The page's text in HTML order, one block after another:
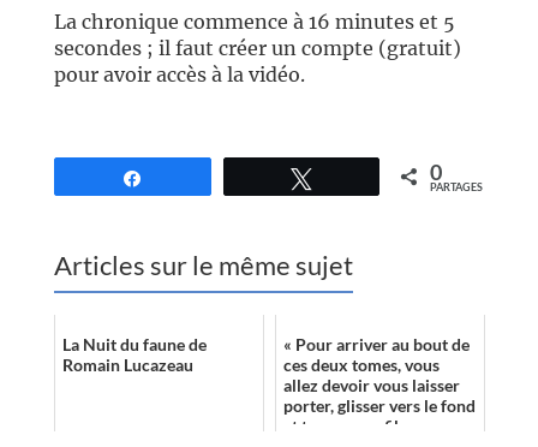
La chronique commence à 16 minutes et 5
secondes ; il faut créer un compte (gratuit)
pour avoir accès à la vidéo.
0
PARTAGES
Articles sur le même sujet
La Nuit du faune de
Romain Lucazeau
« Pour arriver au bout de
ces deux tomes, vous
allez devoir vous laisser
porter, glisser vers le fond
et trouver un fil